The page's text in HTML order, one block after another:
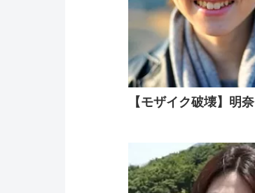
【モザイク破壊】明奈